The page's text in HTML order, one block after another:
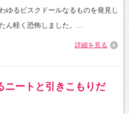
ゆるビスクドールなるものを発見し
ん軽く恐怖しました。…
詳細を見る
ニートと引きこもりだ